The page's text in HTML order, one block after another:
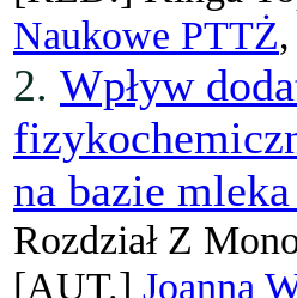
Naukowe PTTŻ
2. Wpływ
na bazie
Rozdział Z
[AUT.] Joanna